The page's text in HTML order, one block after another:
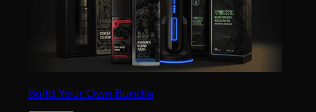
Build Your Own Bundle